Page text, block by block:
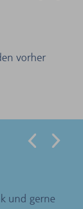
vorher
und gerne